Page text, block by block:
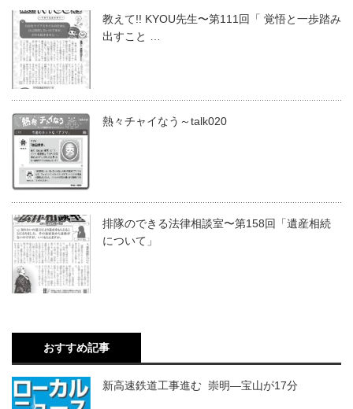
教えて!! KYOU先生〜第111回「 覚悟と一歩踏み
出すこと …
熱々チャイなう～talk020
排隊のできる法律相談室〜第158回「遺産相続
について」
おすすめ記事
新高速鉄道工事進む 崇明―宝山が17分